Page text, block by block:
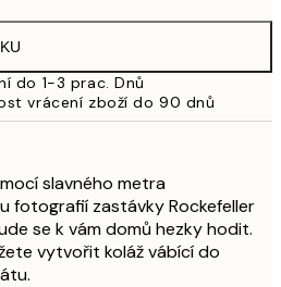
979 Kč
do 1-3 prac. Dnů
vrácení zboží do 90 dnů
slavného metra
fotografií zastávky Rockefeller
se k vám domů hezky hodit.
vytvořit koláž vábící do